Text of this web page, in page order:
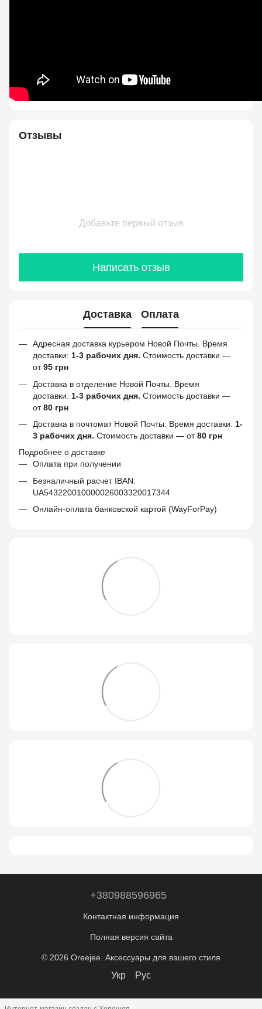
Отзывы
Добавьте первый отзыв
Написать отзыв
Доставка Оплата
Адресная доставка курьером Новой Почты. Время
доставки: 1-3 рабочих дня. Стоимость доставки —
от95 грн
Доставка в отделение Новой Почты. Время
доставки: 1-3 рабочих дня. Стоимость доставки —
от80 грн
Доставка в почтомат Новой Почты. Время доставки: 1-
3 рабочих дня. Стоимость доставки — от80 грн
Подробнее о доставке
Оплата при получении
Безналичный расчет IBAN:
UA543220010000026003320017344
Онлайн-оплата банковской картой (WayForPay)
+380988596965
Контактная информация
Полная версия сайта
© 2026 Oreejee. Аксессуары для вашего стиля
Укр Рус